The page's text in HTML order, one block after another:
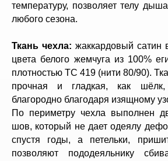
температуру, позволяет телу
любого сезона.
Ткань чехла: жаккардовый сатин
цвета белого жемчуга из 100%
плотностью TC 419 (нити 80/90).
прочная и гладкая, как
благородно благодаря изящному
По периметру чехла выполнен
шов, который не дает одеялу
спустя годы, а петельки,
позволяют пододеяльнику